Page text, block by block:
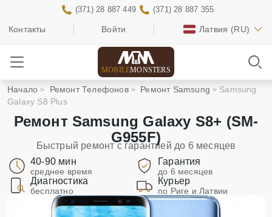
Контакты Войти Латвия (RU)
(371) 28 887 449 (371) 28 887 355
MOBILEMONSTERS
Начало Ремонт Телефонов Ремонт Samsung
Samsung
Galaxy S8 Plus
Ремонт Samsung Galaxy S8+ (SM-
G955F)
Быстрый ремонт с гарантией до 6 месяцев
40-90 мин
среднее время
Гарантия
до 6 месяцев
Диагностика
бесплатно
Курьер
по Риге и Латвии